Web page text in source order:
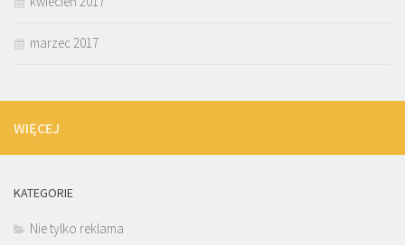
marzec 2017
WIĘCEJ
KATEGORIE
Nie tylko reklama